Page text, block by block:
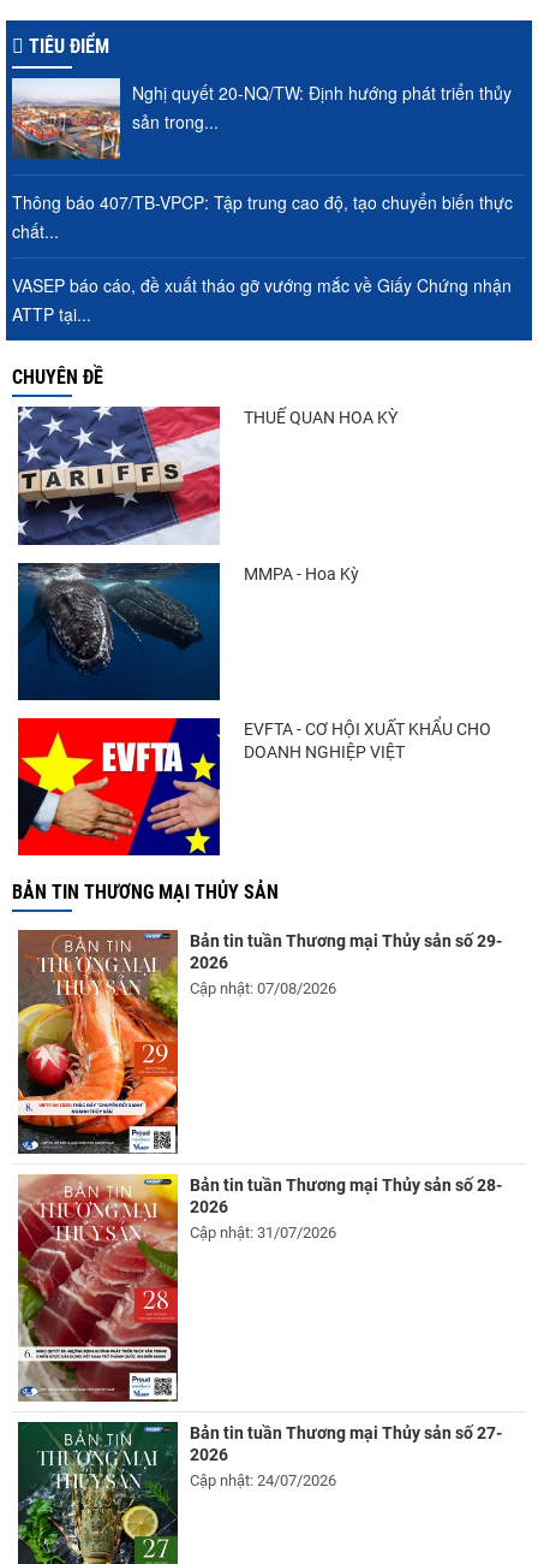
TIÊU ĐIỂM
Nghị quyết 20-NQ/TW: Định hướng phát triển thủy
sản trong...
Thông báo 407/TB-VPCP: Tập trung cao độ, tạo chuyển biến thực
chất...
VASEP báo cáo, đề xuất tháo gỡ vướng mắc về Giấy Chứng nhận
ATTP tại...
CHUYÊN ĐỀ
THUẾ QUAN HOA KỲ
MMPA - Hoa Kỳ
EVFTA - CƠ HỘI XUẤT KHẨU CHO
DOANH NGHIỆP VIỆT
BẢN TIN THƯƠNG MẠI THỦY SẢN
Bản tin tuần Thương mại Thủy sản số 29-
2026
Cập nhật: 07/08/2026
Bản tin tuần Thương mại Thủy sản số 28-
2026
Cập nhật: 31/07/2026
Bản tin tuần Thương mại Thủy sản số 27-
2026
Cập nhật: 24/07/2026